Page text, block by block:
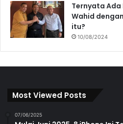
Ternyata
Wahid
itu?
10/08/2024
Most Viewed Posts
07/06/2025